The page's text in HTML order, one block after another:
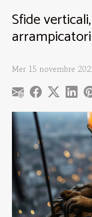
Sfide
Mer 15 novembre